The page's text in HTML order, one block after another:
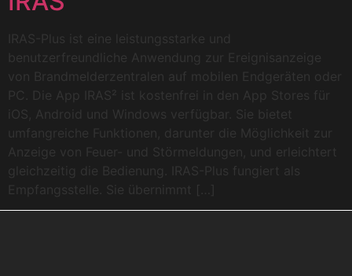
IRAS-Plus ist eine leistungsstarke und
benutzerfreundliche Anwendung zur Ereignisanzeige
von Brandmelderzentralen auf mobilen Endgeräten oder
PC. Die App IRAS² ist kostenfrei in den App Stores für
iOS, Android und Windows verfügbar. Sie bietet
umfangreiche Funktionen, darunter die Möglichkeit zur
Anzeige von Feuer- und Störmeldungen, und erleichtert
gleichzeitig die Bedienung. IRAS-Plus fungiert als
Empfangsstelle. Sie übernimmt […]